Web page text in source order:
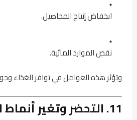
انخفاض إنتاج المحاصيل.
نقص الموارد المائية.
وتؤثر هذه العوامل في توافر الغذاء
11. التحضر وتغير أنماط الحياة